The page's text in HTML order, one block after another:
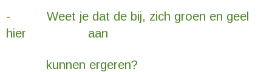
- Weet je dat de bij, zich groen en geel
hier aan
kunnen ergeren?